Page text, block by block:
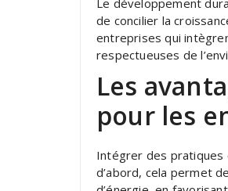
Le développement
de concilier la
entreprises qui
respectueuses de
Les
pour les
Intégrer des pratiques
d’abord, cela permet